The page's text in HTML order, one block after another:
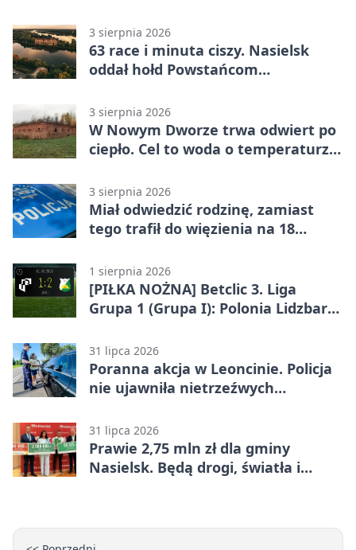
3 sierpnia 2026
63 race i minuta ciszy. Nasielsk
oddał hołd Powstańcom
3 sierpnia 2026
W Nowym Dworze trwa odwiert po
ciepło. Cel to woda o temperaturze
3 sierpnia 2026
Miał odwiedzić rodzinę, zamiast
tego trafił do więzienia na 18
1 sierpnia 2026
[PIŁKA NOŻNA] Betclic 3. Liga
Grupa 1 (Grupa I): Polonia Lidzbark
Mazowiecki 1:2
31 lipca 2026
Poranna akcja w Leoncinie. Policja
nie ujawniła nietrzeźwych
31 lipca 2026
Prawie 2,75 mln zł dla gminy
Nasielsk. Będą drogi, światła i